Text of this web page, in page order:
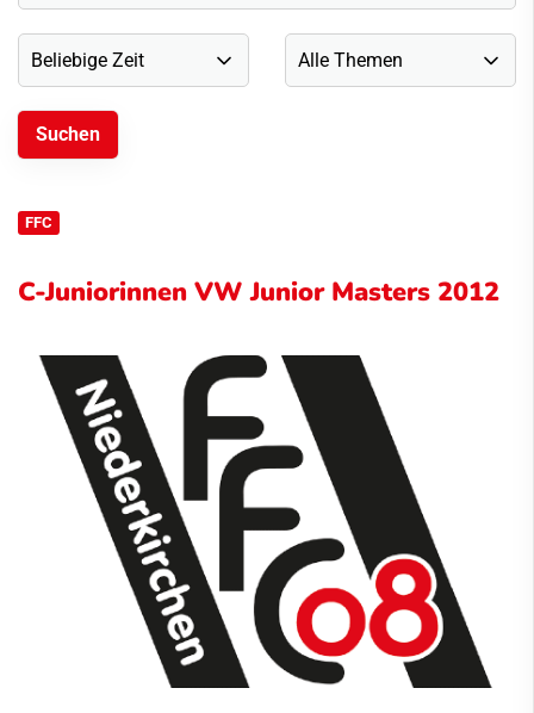
FFC
C-Juniorinnen VW Junior Masters 2012